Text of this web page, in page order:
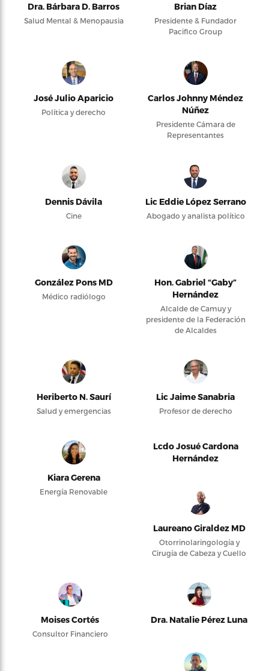
Dra. Bárbara D. Barros
Salud Mental & Menopausia
Brian Díaz
Presidente & Fundador
Pacifico Group
José Julio Aparicio
Política y derecho
Carlos Johnny Méndez
Núñez
Presidente Cámara de
Representantes
Dennis Dávila
Cine
Lic Eddie López Serrano
Abogado y analista político
González Pons MD
Médico radiólogo
Hon. Gabriel “Gaby”
Hernández
Alcalde de Camuy y
presidente de la Federación
de Alcaldes
Heriberto N. Saurí
Salud y emergencias
Lic Jaime Sanabria
Profesor de derecho
Kiara Gerena
Energía Renovable
Lcdo Josué Cardona
Hernández
Laureano Giraldez MD
Otorrinolaringología y
Cirugía de Cabeza y Cuello
Moises Cortés
Consultor Financiero
Dra. Natalie Pérez Luna